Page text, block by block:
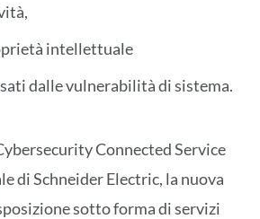
intellettuale
dalle vulnerabilità di sistema.
Connected Service
di Schneider Electric, la nuova
sotto forma di servizi